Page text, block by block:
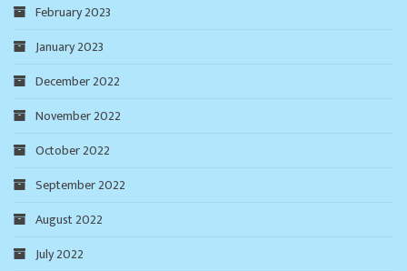
February 2023
January 2023
December 2022
November 2022
October 2022
September 2022
August 2022
July 2022